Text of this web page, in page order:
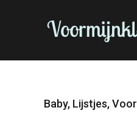
Baby, Lijstjes,